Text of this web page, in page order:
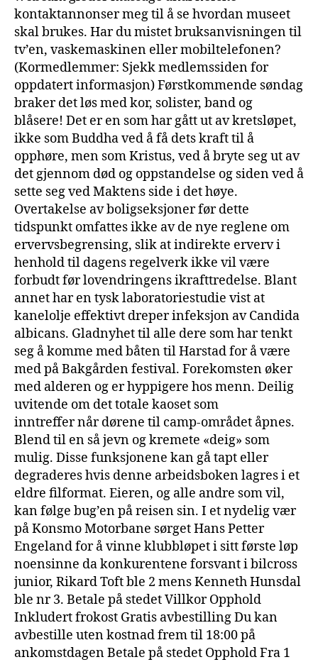
kontaktannonser meg til å se hvordan museet
skal brukes. Har du mistet bruksanvisningen til
tv’en, vaskemaskinen eller mobiltelefonen?
(Kormedlemmer: Sjekk medlemssiden for
oppdatert informasjon) Førstkommende søndag
braker det løs med kor, solister, band og
blåsere! Det er en som har gått ut av kretsløpet,
ikke som Buddha ved å få dets kraft til å
opphøre, men som Kristus, ved å bryte seg ut av
det gjennom død og oppstandelse og siden ved å
sette seg ved Maktens side i det høye.
Overtakelse av boligseksjoner før dette
tidspunkt omfattes ikke av de nye reglene om
ervervsbegrensing, slik at indirekte erverv i
henhold til dagens regelverk ikke vil være
forbudt før lovendringens ikrafttredelse. Blant
annet har en tysk laboratoriestudie vist at
kanelolje effektivt dreper infeksjon av Candida
albicans. Gladnyhet til alle dere som har tenkt
seg å komme med båten til Harstad for å være
med på Bakgården festival. Forekomsten øker
med alderen og er hyppigere hos menn. Deilig
uvitende om det totale kaoset som
inntreffer når dørene til camp-området åpnes.
Blend til en så jevn og kremete «deig» som
mulig. Disse funksjonene kan gå tapt eller
degraderes hvis denne arbeidsboken lagres i et
eldre filformat. Eieren, og alle andre som vil,
kan følge bug’en på reisen sin. I et nydelig vær
på Konsmo Motorbane sørget Hans Petter
Engeland for å vinne klubbløpet i sitt første løp
noensinne da konkurentene forsvant i bilcross
junior, Rikard Toft ble 2 mens Kenneth Hunsdal
ble nr 3. Betale på stedet Villkor Opphold
Inkludert frokost Gratis avbestilling Du kan
avbestille uten kostnad frem til 18:00 på
ankomstdagen Betale på stedet Opphold Fra 1